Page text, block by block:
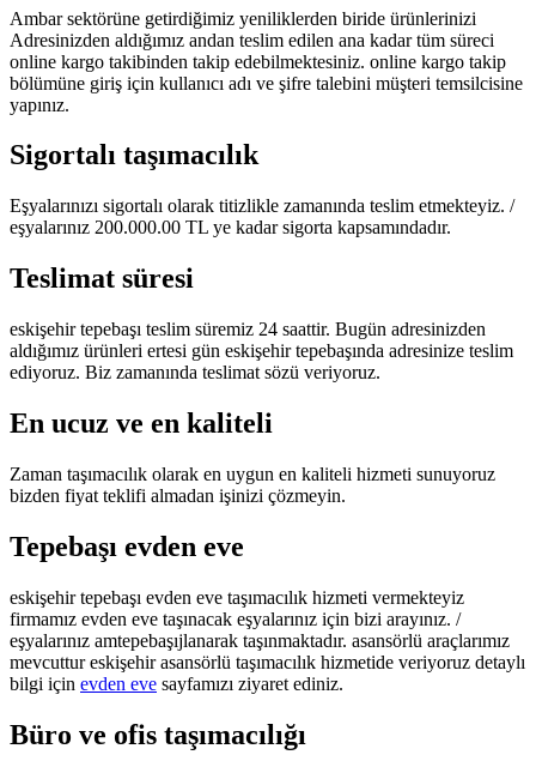
Ambar sektörüne getirdiğimiz yeniliklerden biride ürünlerinizi
Adresinizden aldığımız andan teslim edilen ana kadar tüm süreci
online kargo takibinden takip edebilmektesiniz. online kargo takip
bölümüne giriş için kullanıcı adı ve şifre talebini müşteri temsilcisine
yapınız.
Sigortalı taşımacılık
Eşyalarınızı sigortalı olarak titizlikle zamanında teslim etmekteyiz. /
eşyalarınız 200.000.00 TL ye kadar sigorta kapsamındadır.
Teslimat süresi
eskişehir tepebaşı teslim süremiz 24 saattir. Bugün adresinizden
aldığımız ürünleri ertesi gün eskişehir tepebaşında adresinize teslim
ediyoruz. Biz zamanında teslimat sözü veriyoruz.
En ucuz ve en kaliteli
Zaman taşımacılık olarak en uygun en kaliteli hizmeti sunuyoruz
bizden fiyat teklifi almadan işinizi çözmeyin.
Tepebaşı evden eve
eskişehir tepebaşı evden eve taşımacılık hizmeti vermekteyiz
firmamız evden eve taşınacak eşyalarınız için bizi arayınız. /
eşyalarınız amtepebaşıjlanarak taşınmaktadır. asansörlü araçlarımız
mevcuttur eskişehir asansörlü taşımacılık hizmetide veriyoruz detaylı
bilgi için evden eve sayfamızı ziyaret ediniz.
Büro ve ofis taşımacılığı